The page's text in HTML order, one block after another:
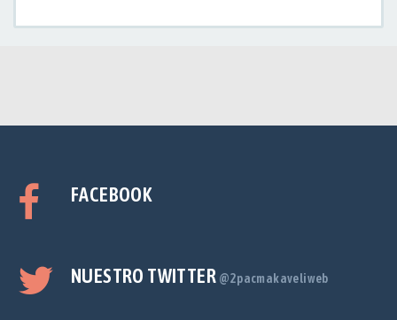
FACEBOOK
NUESTRO TWITTER @2pacmakaveliweb